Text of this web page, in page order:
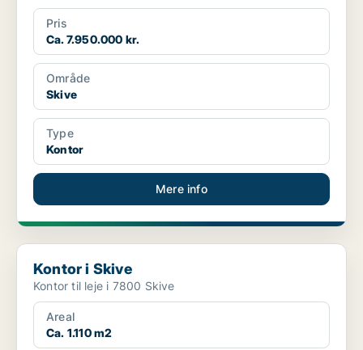
Pris
Ca. 7.950.000 kr.
Område
Skive
Type
Kontor
Mere info
Kontor i Skive
Kontor i Skive
Kontor til leje i 7800 Skive
Areal
Ca. 1.110 m2